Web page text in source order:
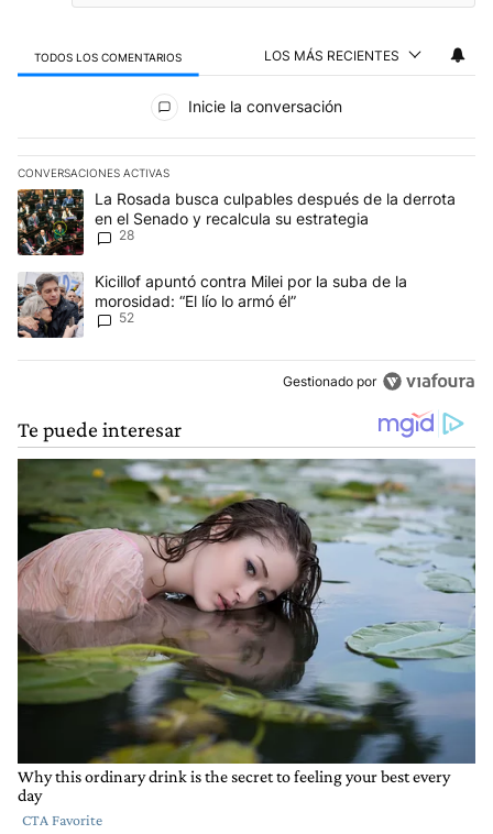
TODOS LOS COMENTARIOS LOS MÁS RECIENTES
Inicie la conversación
CONVERSACIONES ACTIVAS
Este listado muestra los artículos con más comentarios en los
Un artículo de tendencia con el título "La Rosada busca
La Rosada busca culpables después de la derrota
en el Senado y recalcula su estrategia
28
Un artículo de tendencia con el título "Kicillof apuntó contra Milei
Kicillof apuntó contra Milei por la suba de la
morosidad: “El lío lo armó él”
52
Gestionado por